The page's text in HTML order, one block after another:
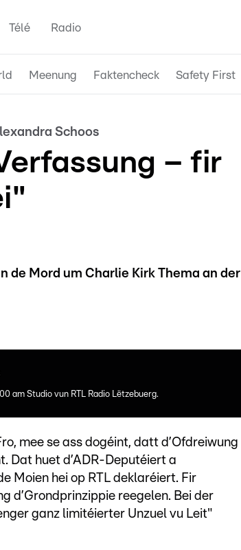
Télé Radio
Meenung Faktencheck Safety First
Schoos
– fir
de Mord um Charlie Kirk Thema an der
am Studio vun RTL Radio Lëtzebuerg.
mee se ass dogéint, datt d’Ofdreiwung
Dat huet d’ADR-Deputéiert a
Moien hei op RTL deklaréiert. Fir
d’Grondprinzippie reegelen. Bei der
ganz limitéierter Unzuel vu Leit"